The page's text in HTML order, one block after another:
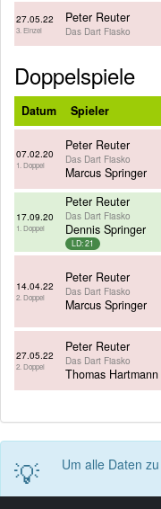
27.05.22
3. Einzel
Peter Reuter
Das Dart Fiasko
Doppelspiele
Datum Spieler
07.02.20
1. Doppel
Peter Reuter
Das Dart Fiasko
Marcus Springer
17.09.20
1. Doppel
Peter Reuter
Das Dart Fiasko
Dennis Springer
LD: 21
14.04.22
2. Doppel
Peter Reuter
Das Dart Fiasko
Marcus Springer
27.05.22
2. Doppel
Peter Reuter
Das Dart Fiasko
Thomas Hartmann
💡 Um alle Daten